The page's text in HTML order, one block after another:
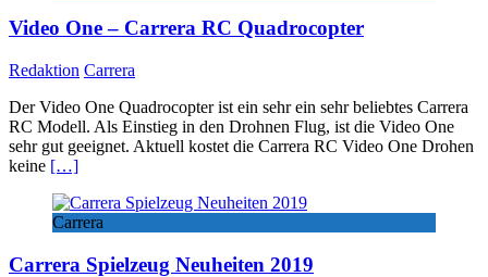
Video One – Carrera RC Quadrocopter
Redaktion Carrera
Der Video One Quadrocopter ist ein sehr ein sehr beliebtes Carrera
RC Modell. Als Einstieg in den Drohnen Flug, ist die Video One
sehr gut geeignet. Aktuell kostet die Carrera RC Video One Drohen
keine […]
Carrera
Carrera Spielzeug Neuheiten 2019